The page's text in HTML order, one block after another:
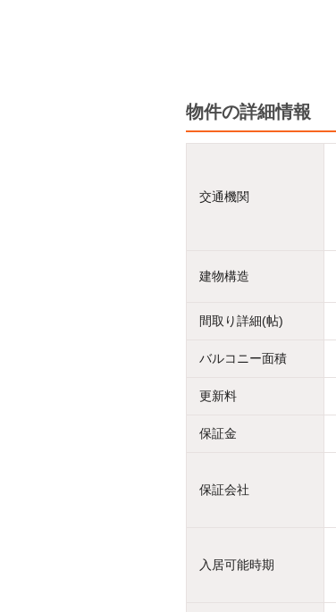
物件の詳細情報
交通機関
建物構造
間取り詳細(帖)
バルコニー面積
更新料
保証金
保証会社
入居可能時期